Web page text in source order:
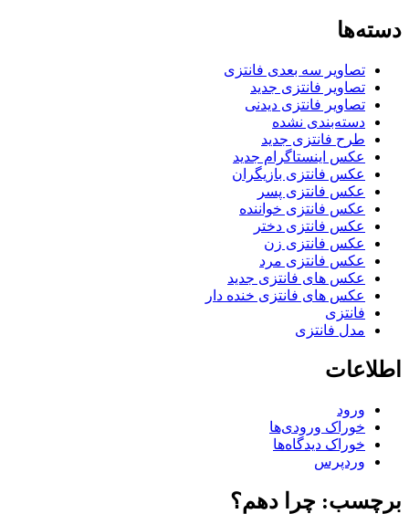
دسته‌ها
تصاویر سه بعدی فانتزی
تصاویر فانتزی جدید
تصاویر فانتزی دیدنی
دسته‌بندی نشده
طرح فانتزی جدید
عکس اینستاگرام جدید
عکس فانتزی بازیگران
عکس فانتزی پسر
عکس فانتزی خواننده
عکس فانتزی دختر
عکس فانتزی زن
عکس فانتزی مرد
عکس های فانتزی جدید
عکس های فانتزی خنده دار
فانتزی
مدل فانتزی
اطلاعات
ورود
خوراک ورودی‌ها
خوراک دیدگاه‌ها
وردپرس
برچسب: چرا دهم؟